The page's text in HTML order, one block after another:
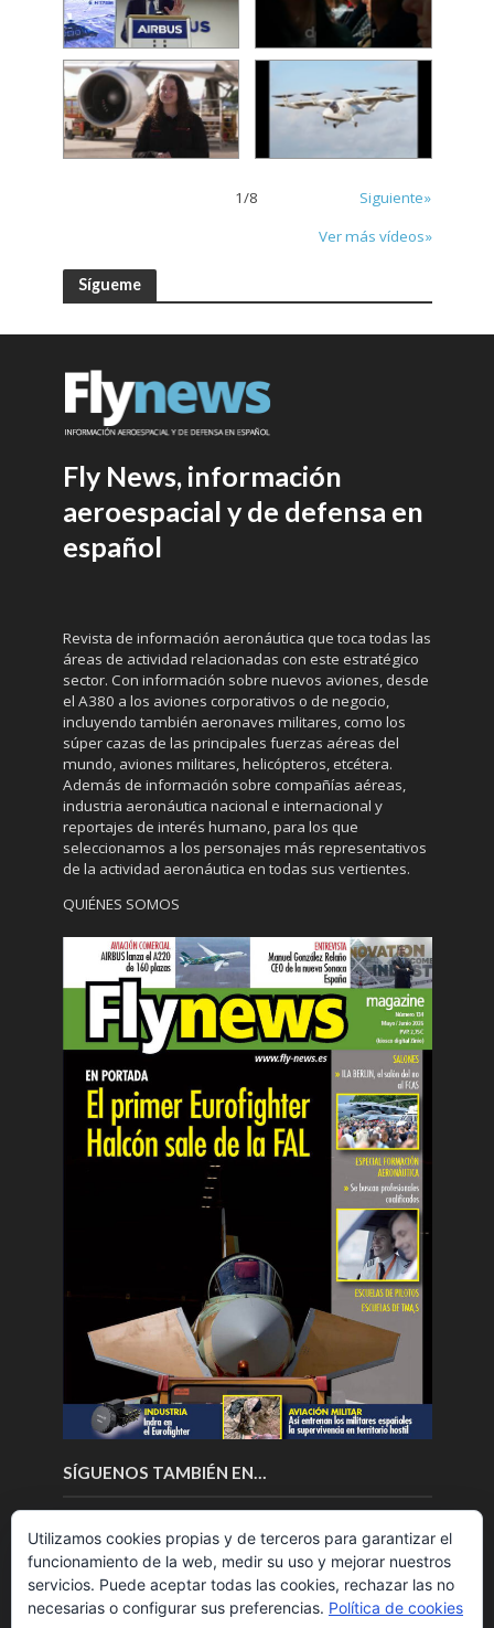
1/8
Siguiente»
Ver más vídeos»
Sígueme
Fly News, información
aeroespacial y de defensa en
español
Revista de información aeronáutica que toca todas las
áreas de actividad relacionadas con este estratégico
sector. Con información sobre nuevos aviones, desde
el A380 a los aviones corporativos o de negocio,
incluyendo también aeronaves militares, como los
súper cazas de las principales fuerzas aéreas del
mundo, aviones militares, helicópteros, etcétera.
Además de información sobre compañías aéreas,
industria aeronáutica nacional e internacional y
reportajes de interés humano, para los que
seleccionamos a los personajes más representativos
de la actividad aeronáutica en todas sus vertientes.
QUIÉNES SOMOS
SÍGUENOS TAMBIÉN EN…
Utilizamos cookies propias y de terceros para garantizar el
funcionamiento de la web, medir su uso y mejorar nuestros
servicios. Puede aceptar todas las cookies, rechazar las no
necesarias o configurar sus preferencias. Política de cookies